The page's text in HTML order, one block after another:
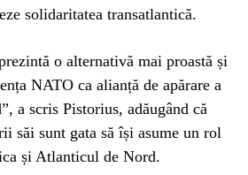
solidaritatea transatlantică.
o alternativă mai proastă și
NATO ca alianță de apărare a
a scris Pistorius, adăugând că
săi sunt gata să își asume un rol
și Atlanticul de Nord.